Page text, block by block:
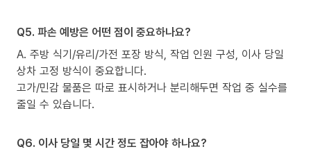
Q5. 파손 예방은 어떤 점이 중요하나요?
A. 주방 식기/유리/가전 포장 방식, 작업 인원 구성, 이사 당일
상차 고정 방식이 중요합니다.
고가/민감 물품은 따로 표시하거나 분리해두면 작업 중 실수를
줄일 수 있습니다.
Q6. 이사 당일 몇 시간 정도 잡아야 하나요?